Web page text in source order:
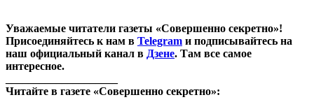
Уважаемые читатели газеты «Совершенно секретно»!
Присоединяйтесь к нам в Telegram и подписывайтесь на
наш официальный канал в Дзене. Там все самое
интересное.
Читайте в газете «Совершенно секретно»: